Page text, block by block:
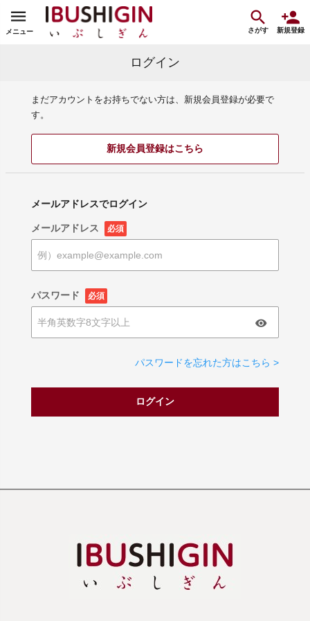
メニュー さがす 新規登録
ログイン
まだアカウントをお持ちでない方は、新規会員登録が必要で
す。
新規会員登録はこちら
メールアドレスでログイン
メールアドレス 必須
パスワード 必須
パスワードを忘れた方はこちら >
ログイン